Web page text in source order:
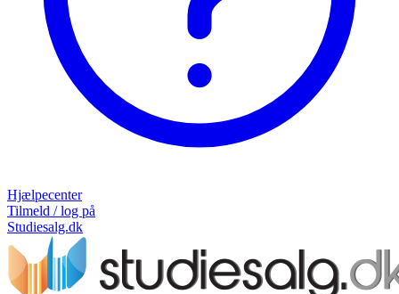
Hjælpecenter
Tilmeld / log på
Studiesalg.dk